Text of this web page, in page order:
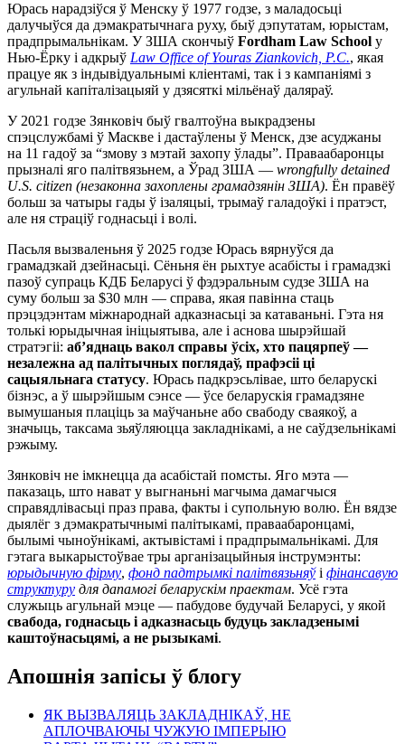
Юрась нарадзіўся ў Менску ў 1977 годзе, з маладосьці
далучыўся да дэмакратычнага руху, быў дэпутатам, юрыстам,
прадпрымальнікам. У ЗША скончыў Fordham Law School у
Нью-Ёрку і адкрыў Law Office of Youras Ziankovich, P.C., якая
працуе як з індывідуальнымі кліентамі, так і з кампаніямі з
агульнай капіталізацыяй у дзясяткі мільёнаў даляраў.
У 2021 годзе Зянковіч быў гвалтоўна выкрадзены
спэцслужбамі ў Маскве і дастаўлены ў Менск, дзе асуджаны
на 11 гадоў за “змову з мэтай захопу ўлады”. Праваабаронцы
прызналі яго палітвязьнем, а Ўрад ЗША — wrongfully detained
U.S. citizen (незаконна захоплены грамадзянін ЗША). Ён правёў
больш за чатыры гады ў ізаляцыі, трымаў галадоўкі і пратэст,
але ня страціў годнасьці і волі.
Пасьля вызваленьня ў 2025 годзе Юрась вярнуўся да
грамадзкай дзейнасьці. Сёньня ён рыхтуе асабісты і грамадзкі
пазоў супраць КДБ Беларусі ў фэдэральным судзе ЗША на
суму больш за $30 млн — справа, якая павінна стаць
прэцэдэнтам міжнароднай адказнасьці за катаваньні. Гэта ня
толькі юрыдычная ініцыятыва, але і аснова шырэйшай
стратэгіі: аб’яднаць вакол справы ўсіх, хто пацярпеў —
незалежна ад палітычных поглядаў, прафэсіі ці
сацыяльнага статусу. Юрась падкрэсьлівае, што беларускі
бізнэс, а ў шырэйшым сэнсе — ўсе беларускія грамадзяне
вымушаныя плаціць за маўчаньне або свабоду сваякоў, а
значыць, таксама зьяўляюцца закладнікамі, а не саўдзельнікамі
рэжыму.
Зянковіч не імкнецца да асабістай помсты. Яго мэта —
паказаць, што нават у выгнаньні магчыма дамагчыся
справядлівасьці праз права, факты і супольную волю. Ён вядзе
дыялёг з дэмакратычнымі палітыкамі, праваабаронцамі,
былымі чыноўнікамі, актывістамі і прадпрымальнікамі. Для
гэтага выкарыстоўвае тры арганізацыйныя інструмэнты:
юрыдычную фірму, фонд падтрымкі палітвязьняўі фінансавую
структуру для дапамогі беларускім праектам. Усё гэта
служыць агульнай мэце — пабудове будучай Беларусі, у якой
свабода, годнасьць і адказнасьць будуць закладзенымі
каштоўнасьцямі, а не рызыкамі.
Апошнія запісы ў блогу
ЯК ВЫЗВАЛЯЦЬ ЗАКЛАДНІКАЎ, НЕ
АПЛОЧВАЮЧЫ ЧУЖУЮ ІМПЕРЫЮ